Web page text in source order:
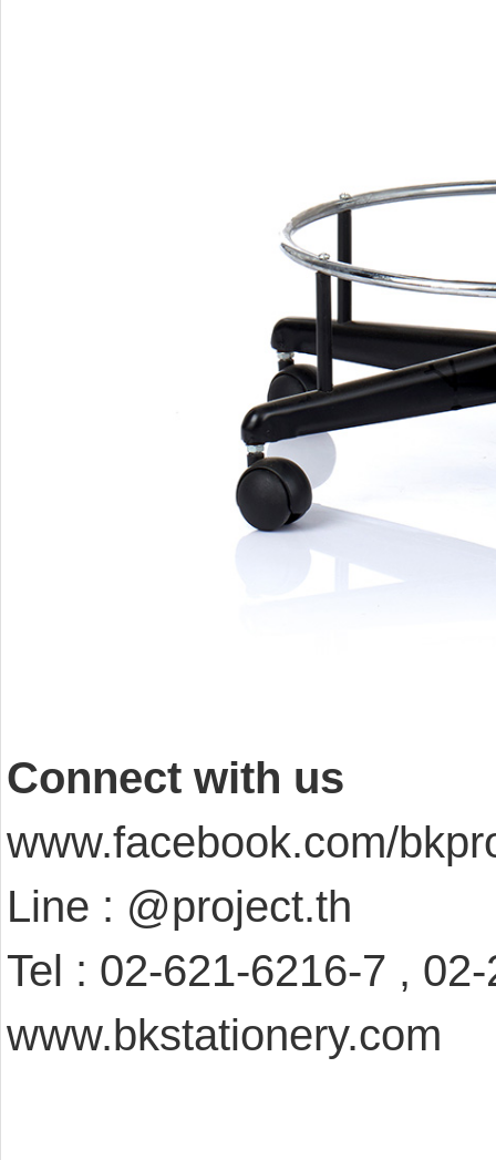
Connect with us
www.facebook.com/
Line : @project.th
Tel : 02-621-6216-7 ,
www.bkstationery.com